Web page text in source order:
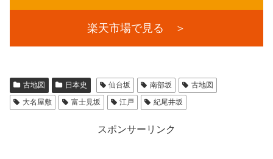
楽天市場で見る ＞
古地図 日本史 仙台坂 南部坂
古地図
大名屋敷
富士見坂 江戸 紀尾井坂
スポンサーリンク